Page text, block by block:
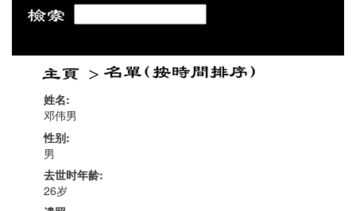
姓名:
邓伟男
性别:
男
去世时年龄:
26岁